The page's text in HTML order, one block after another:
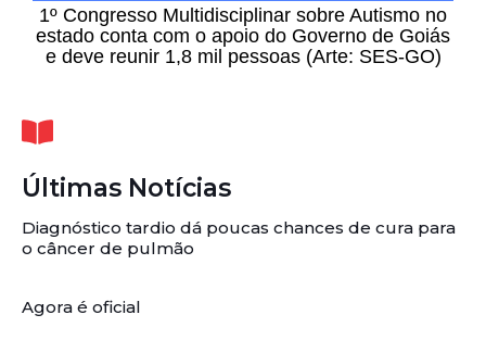
1º Congresso Multidisciplinar sobre Autismo no
estado conta com o apoio do Governo de Goiás
e deve reunir 1,8 mil pessoas (Arte: SES-GO)
Últimas Notícias
Diagnóstico tardio dá poucas chances de cura para
o câncer de pulmão
Agora é oficial